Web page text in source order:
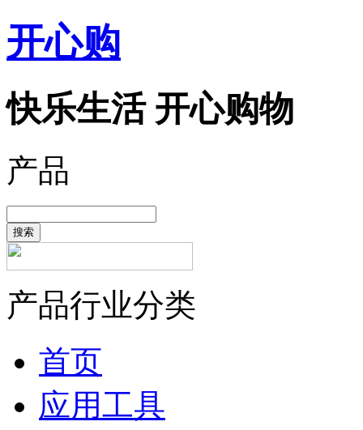
开心购
快乐生活 开心购物
产品
搜索
产品行业分类
首页
应用工具